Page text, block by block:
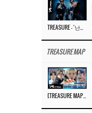
TREASURE MAP